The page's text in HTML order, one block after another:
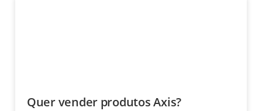
Quer vender produtos Axis?